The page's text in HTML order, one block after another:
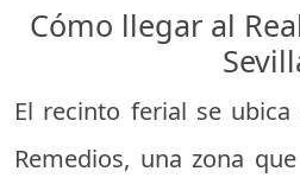
Cómo llegar al
El recinto ferial se
Remedios, una zona